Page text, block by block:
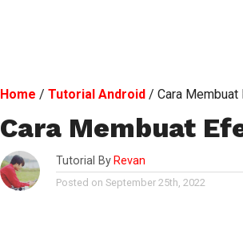
Home / Tutorial Android/ Cara
Cara Membuat
Tutorial By Revan
Posted on September 25th, 2022